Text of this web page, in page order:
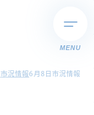
MENU
市況情報6月8日市況情報